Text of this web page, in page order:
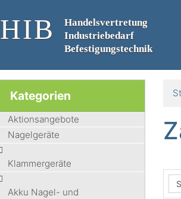
HIB
Handelsvertretung
Industriebedarf
Befestigungstechnik
Kategorien
Aktionsangebote
Nagelgeräte
Klammergeräte
Akku Nagel- und